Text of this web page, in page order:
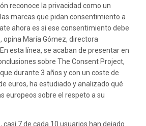
reconoce la privacidad como un
marcas que pidan consentimiento a
ahora es si ese consentimiento debe
opina María Gómez, directora
esta línea, se acaban de presentar en
sobre The Consent Project,
durante 3 años y con un coste de
euros, ha estudiado y analizado qué
europeos sobre el respeto a su
casi 7 de cada 10 usuarios han dejado